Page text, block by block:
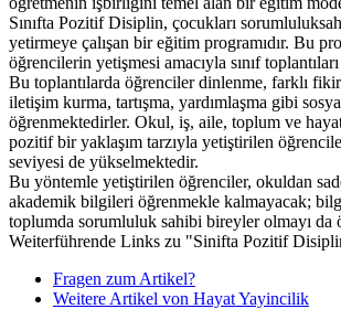
Sınıfta Pozitif Disiplin, çocukları
yetirmeye çalışan bir eğitim programıdır. Bu
öğrencilerin yetişmesi amacıyla sınıf
Bu toplantılarda öğrenciler dinlenme, farklı
iletişim kurma, tartışma, yardımlaşma gibi
öğrenmektedirler. Okul, iş, aile, toplum ve
pozitif bir yaklaşım tarzıyla yetiştirilen
seviyesi de yükselmektedir.
Bu yöntemle yetiştirilen öğrenciler, okuldan
akademik bilgileri öğrenmekle kalmayacak;
toplumda sorumluluk sahibi bireyler olmayı da
Weiterführende Links zu "Sinifta Pozitif
Fragen zum Artikel?
Weitere Artikel von Hayat Yayincilik